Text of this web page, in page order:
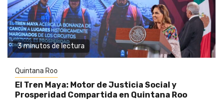
3 minutos de lectura
Quintana Roo
El Tren Maya: Motor de Justicia Social y
Prosperidad Compartida en Quintana Roo